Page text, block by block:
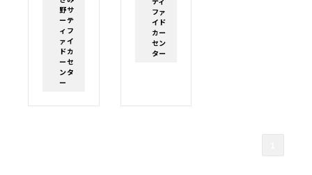
野サ
ーテ
ィフ
ァイ
ドカ
ーセ
ンタ
ー
ファ
イド
カー
セン
ター